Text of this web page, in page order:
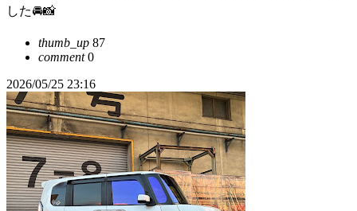
した🚘📸
thumb_up 87
comment0
2026/05/25 23:16